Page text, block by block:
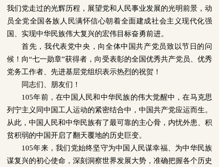
我们党走过的光辉历程，展望党和人民事业发展的光明前景，动
员全党全国各族人民满怀信心朝着全面建成社会主义现代化强
国、实现中华民族伟大复兴的宏伟目标奋勇前进。
首先，我代表党中央，向全体中国共产党员致以节日的问
候！向“七一勋章”获得者，向受表彰的全国优秀共产党员、优秀
党务工作者、先进基层党组织表示热烈的祝贺！
同志们、朋友们！
105年前，在中国人民和中华民族的伟大觉醒中，在马克思
列宁主义同中国工人运动的紧密结合中，中国共产党应运而生。
从此，中国人民和中华民族有了最可靠的主心骨，内忧外患、积
贫积弱的中国开启了翻天覆地的历史巨变。
105年来，我们党始终坚守为中国人民谋幸福、为中华民族
谋复兴的初心使命，深刻洞察世界发展大势，准确把握各个历史